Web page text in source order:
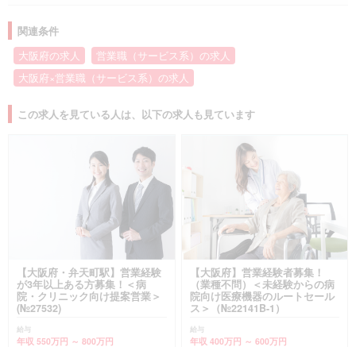
関連条件
大阪府の求人
営業職（サービス系）の求人
大阪府×営業職（サービス系）の求人
この求人を見ている人は、以下の求人も見ています
【大阪府・弁天町駅】営業経験
が3年以上ある方募集！＜病
院・クリニック向け提案営業＞
(№27532)
給与
年収 550万円 ～ 800万円
【大阪府】営業経験者募集！
（業種不問）＜未経験からの病
院向け医療機器のルートセール
ス＞（№22141B-1）
給与
年収 400万円 ～ 600万円